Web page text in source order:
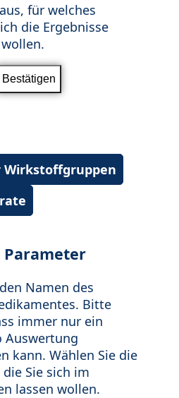
für welches
die Ergebnisse
Namen des
Bitte
immer nur ein
Auswertung
kann. Wählen Sie die
Sie sich im
lassen wollen.